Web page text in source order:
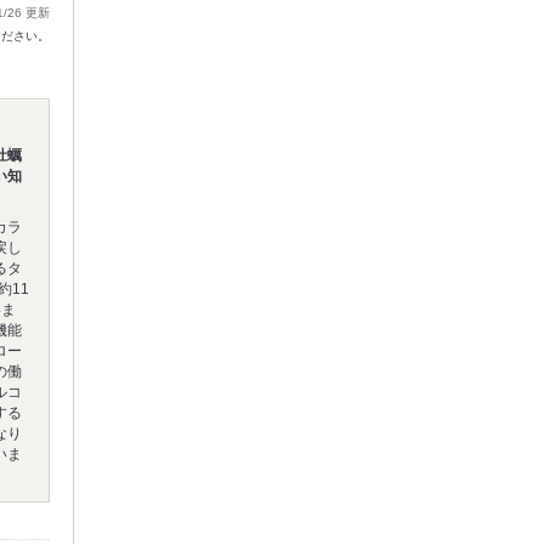
26 更新
さい。
蠣
知
ラ
し
タ
11
能
ー
働
コ
る
り
ま